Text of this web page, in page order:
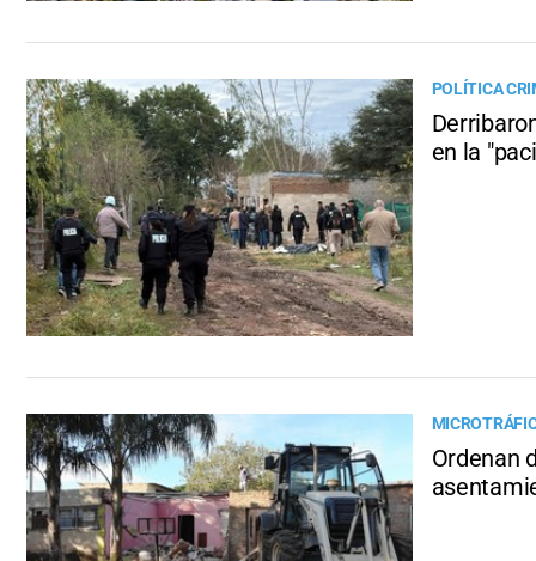
POLÍTICA
en la
Ordenan